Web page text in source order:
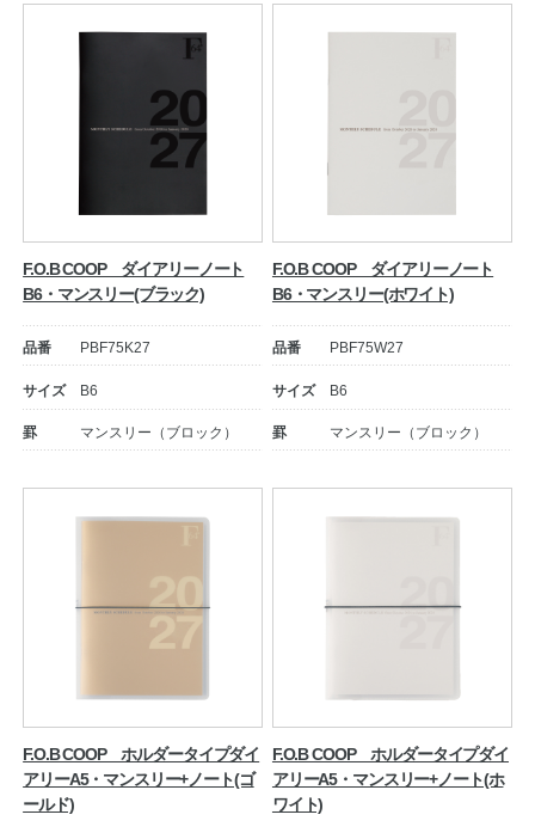
F.O.B COOP ダイアリーノート
B6・マンスリー(ブラック)
品番 PBF75K27
サイズ B6
罫 マンスリー（ブロック）
F.O.B COOP ダイアリーノート
B6・マンスリー(ホワイト)
品番 PBF75W27
サイズ B6
罫 マンスリー（ブロック）
F.O.B COOP ホルダータイプダイ
アリーA5・マンスリー+ノート(ゴ
ールド)
F.O.B COOP ホルダータイプダイ
アリーA5・マンスリー+ノート(ホ
ワイト)